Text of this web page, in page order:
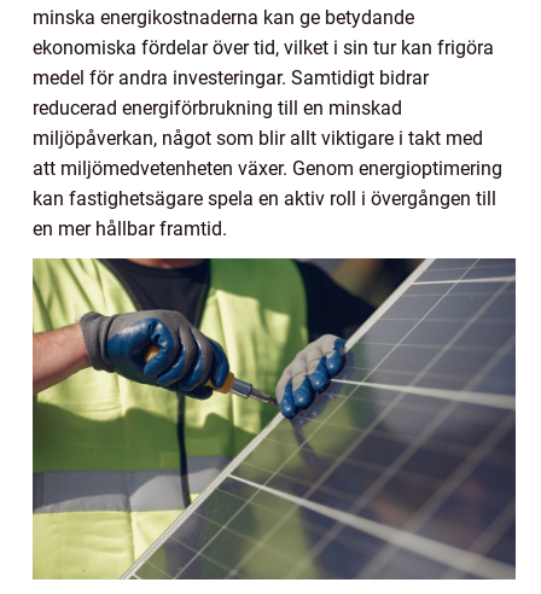
minska energikostnaderna kan ge betydande
ekonomiska fördelar över tid, vilket i sin tur kan frigöra
medel för andra investeringar. Samtidigt bidrar
reducerad energiförbrukning till en minskad
miljöpåverkan, något som blir allt viktigare i takt med
att miljömedvetenheten växer. Genom energioptimering
kan fastighetsägare spela en aktiv roll i övergången till
en mer hållbar framtid.